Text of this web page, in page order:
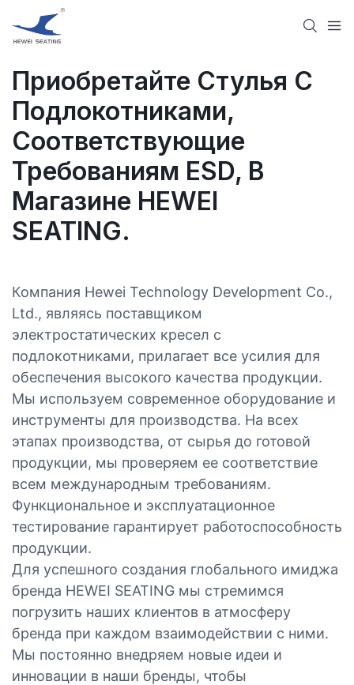
Приобретайте Стулья С
Подлокотниками,
Соответствующие
Требованиям ESD, В
Магазине HEWEI
SEATING.
Компания Hewei Technology Development Co.,
Ltd., являясь поставщиком
электростатических кресел с
подлокотниками, прилагает все усилия для
обеспечения высокого качества продукции.
Мы используем современное оборудование и
инструменты для производства. На всех
этапах производства, от сырья до готовой
продукции, мы проверяем ее соответствие
всем международным требованиям.
Функциональное и эксплуатационное
тестирование гарантирует работоспособность
продукции.
Для успешного создания глобального имиджа
бренда HEWEI SEATING мы стремимся
погрузить наших клиентов в атмосферу
бренда при каждом взаимодействии с ними.
Мы постоянно внедряем новые идеи и
инновации в наши бренды, чтобы